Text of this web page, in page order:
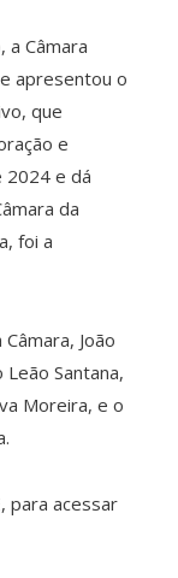
a Câmara
apresentou o
que
e
2024 e dá
da
foi a
João
Santana,
Moreira, e o
para acessar